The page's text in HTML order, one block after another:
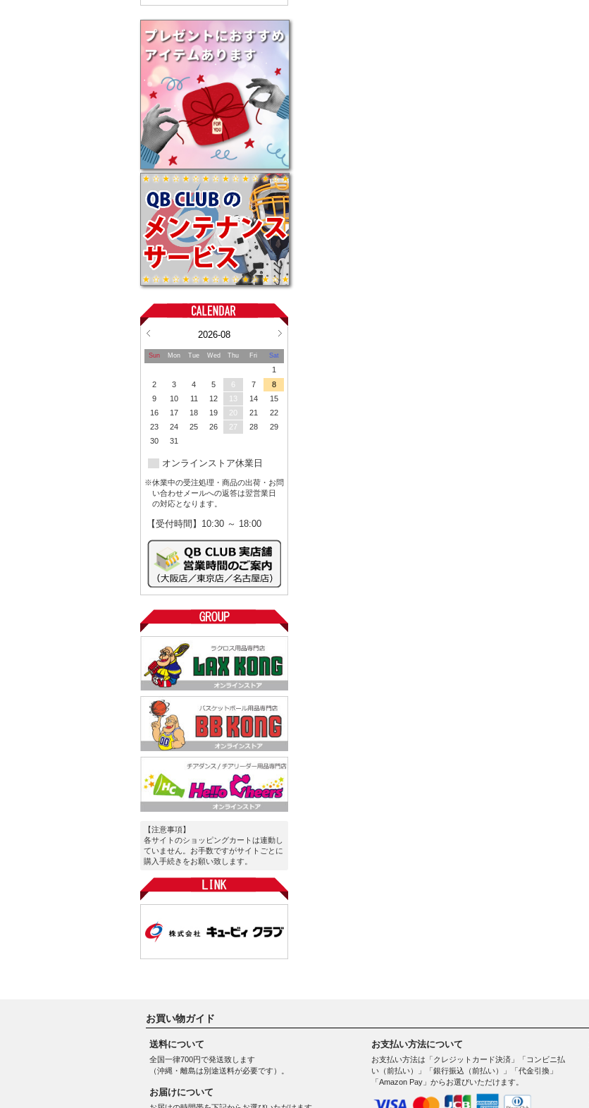
2026-08
Sun Mon Tue Wed Thu Fri Sat
1
2
3 4 5 6 7
8
9
10 11 12 13 14
15
16
17 18 19 20 21
22
23
24 25 26 27 28
29
30
31
オンラインストア休業日
※休業中の受注処理・商品の出荷・お問
い合わせメールへの返答は翌営業日
の対応となります。
【受付時間】10:30 ～ 18:00
【注意事項】
各サイトのショッピングカートは連動し
ていません。お手数ですがサイトごとに
購入手続きをお願い致します。
お買い物ガイド
送料について
全国一律700円で発送致します
（沖縄・離島は別途送料が必要です）。
お届けについて
お支払い方法について
お支払い方法は「クレジットカード決済」「コンビニ払
い（前払い）」「銀行振込（前払い）」「代金引換」
「Amazon Pay」からお選びいただけます。